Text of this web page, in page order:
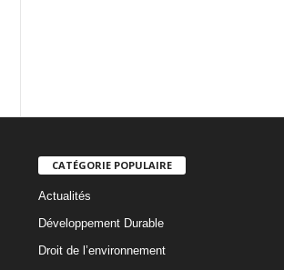
CATÉGORIE POPULAIRE
Actualités
Développement Durable
Droit de l’environnement